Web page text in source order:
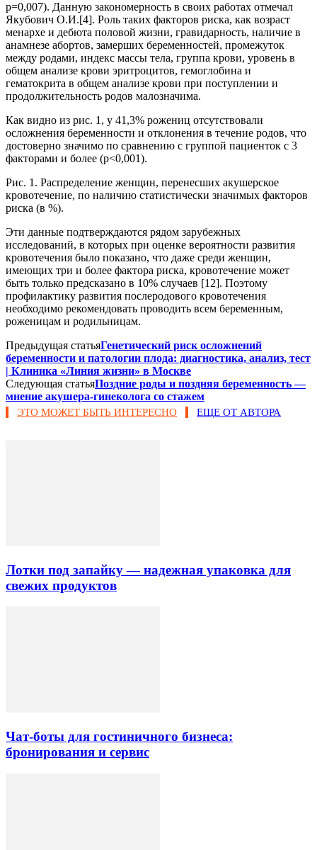
p=0,007). Данную закономерность в своих работах отмечал
Якубович О.И.[4]. Роль таких факторов риска, как возраст
менархе и дебюта половой жизни, гравидарность, наличие в
анамнезе абортов, замерших беременностей, промежуток
между родами, индекс массы тела, группа крови, уровень в
общем анализе крови эритроцитов, гемоглобина и
гематокрита в общем анализе крови при поступлении и
продолжительность родов малозначима.
Как видно из рис. 1, у 41,3% рожениц отсутствовали
осложнения беременности и отклонения в течение родов, что
достоверно значимо по сравнению с группой пациенток с 3
факторами и более (p<0,001).
Рис. 1. Распределение женщин, перенесших акушерское
кровотечение, по наличию статистически значимых факторов
риска (в %).
Эти данные подтверждаются рядом зарубежных
исследований, в которых при оценке вероятности развития
кровотечения было показано, что даже среди женщин,
имеющих три и более фактора риска, кровотечение может
быть только предсказано в 10% случаев [12]. Поэтому
профилактику развития послеродового кровотечения
необходимо рекомендовать проводить всем беременным,
роженицам и родильницам.
Предыдущая статьяГенетический риск осложнений
беременности и патологии плода: диагностика, анализ, тест
| Клиника «Линия жизни» в Москве
Следующая статьяПоздние роды и поздняя беременность —
мнение акушера-гинеколога со стажем
ЭТО МОЖЕТ БЫТЬ ИНТЕРЕСНО ЕЩЕ ОТ АВТОРА
Лотки под запайку — надежная упаковка для
свежих продуктов
Чат-боты для гостиничного бизнеса:
бронирования и сервис